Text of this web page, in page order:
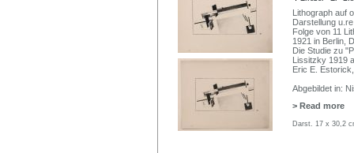
Lithograph auf
Darstellung
Folge von 11
1921 in Berlin,
Die Studie zu
Lissitzky 1919
Eric E.
Abgebildet in:
> Read more
Darst. 17 x 30,2